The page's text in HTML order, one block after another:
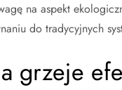
na aspekt
do tradycyjnych
grzeje